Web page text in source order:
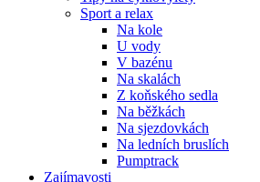
Sport a relax
Na kole
U vody
V bazénu
Na skalách
Z koňského sedla
Na běžkách
Na sjezdovkách
Na ledních bruslích
Pumptrack
Zajímavosti